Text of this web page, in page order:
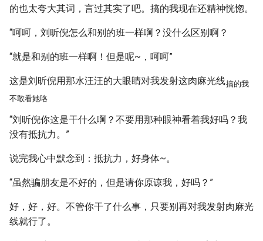
的也太夸大其词，言过其实了吧。搞的我现在还精神恍惚。
“呵呵，刘昕倪怎么和别的班一样啊？没什么区别啊？
“就是和别的班一样啊！但是呢~，呵呵”
这是刘昕倪用那水汪汪的大眼睛对我发射这肉麻光线搞的我
不敢看她咯
“刘昕倪你这是干什么啊？不要用那种眼神看着我好吗？我
没有抵抗力。”
说完我心中默念到：抵抗力，好身体~。
“虽然骗朋友是不好的，但是请你原谅我，好吗？”
好，好，好。不管你干了什么事，只要别再对我发射肉麻光
线就行了。